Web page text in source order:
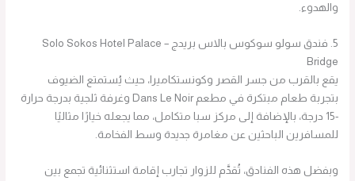
والهدوء.
5. فندق سولو سوكوس بالاس بريدج – Solo Sokos Hotel Palace
Bridge
يقع بالقرب من جسر القصر وكونستكاميرا، حيث يُستمتع الضيوف
بتجربة طعام مبتكرة في مطعم Dans Le Noir وغرفة ثلجية بدرجة حرارة
-15 درجة، بالإضافة إلى مركز سبا متكامل، مما يجعله خيارًا مثاليًا
للمسافرين الباحثين عن مغامرة جديدة وسط الفخامة.
وبفضل هذه الفنادق، تُقدَّم للزوار تجارب إقامة استثنائية تجمع بين